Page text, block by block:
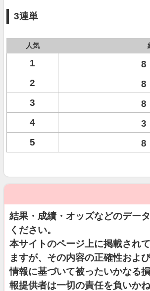
3連単
人気
1 8
2
8
3
8
4
3
5
8
結果・成績・オッズなどのデー
ください。
本サイトのページ上に掲載され
ますが、その内容の正確性およ
情報に基づいて被ったいかなる
報提供者は一切の責任を負いかね